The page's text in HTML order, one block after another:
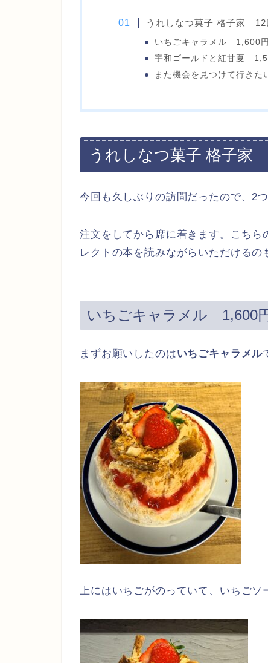
うれしなつ菓子 格子家 12
いちごキャラメル 1,600円
宇和ゴールドと紅甘夏
また機会を見つけて行きた
うれしなつ菓子 格子家
今回も久しぶりの訪問だったので、2
注文をしてから席に着きます。こち
レクトの本を読みながらいただけるの
いちごキャラメル 1,600
まずお願いしたのはいちごキャラメル
上にはいちごがのっていて、いちごソ